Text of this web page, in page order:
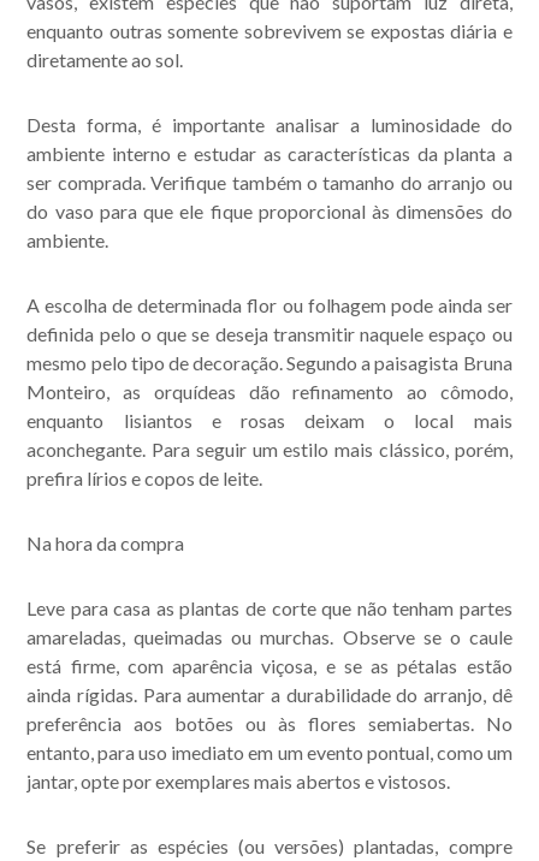
Acompanhe nossas
publicações.
enquanto outras somente sobrevivem se expostas diária e
diretamente ao sol.
Desta forma, é importante analisar a luminosidade do
ambiente interno e estudar as características da planta a
ser comprada. Verifique também o tamanho do arranjo ou
do vaso para que ele fique proporcional às dimensões do
ambiente.
A escolha de determinada flor ou folhagem pode ainda ser
definida pelo o que se deseja transmitir naquele espaço ou
mesmo pelo tipo de decoração. Segundo a paisagista Bruna
Monteiro, as orquídeas dão refinamento ao cômodo,
enquanto lisiantos e rosas deixam o local mais
aconchegante. Para seguir um estilo mais clássico, porém,
prefira lírios e copos de leite.
Na hora da compra
Leve para casa as plantas de corte que não tenham partes
amareladas, queimadas ou murchas. Observe se o caule
está firme, com aparência viçosa, e se as pétalas estão
ainda rígidas. Para aumentar a durabilidade do arranjo, dê
preferência aos botões ou às flores semiabertas. No
entanto, para uso imediato em um evento pontual, como um
jantar, opte por exemplares mais abertos e vistosos.
Se preferir as espécies (ou versões) plantadas, compre